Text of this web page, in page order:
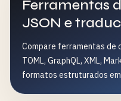
Ferramentas
JSON e
Compare ferramentas de
TOML, GraphQL, XML,
formatos estruturados em